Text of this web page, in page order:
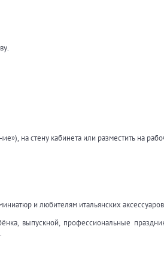
на стену кабинета или разместить на
и любителям итальянских
выпускной, профессиональные